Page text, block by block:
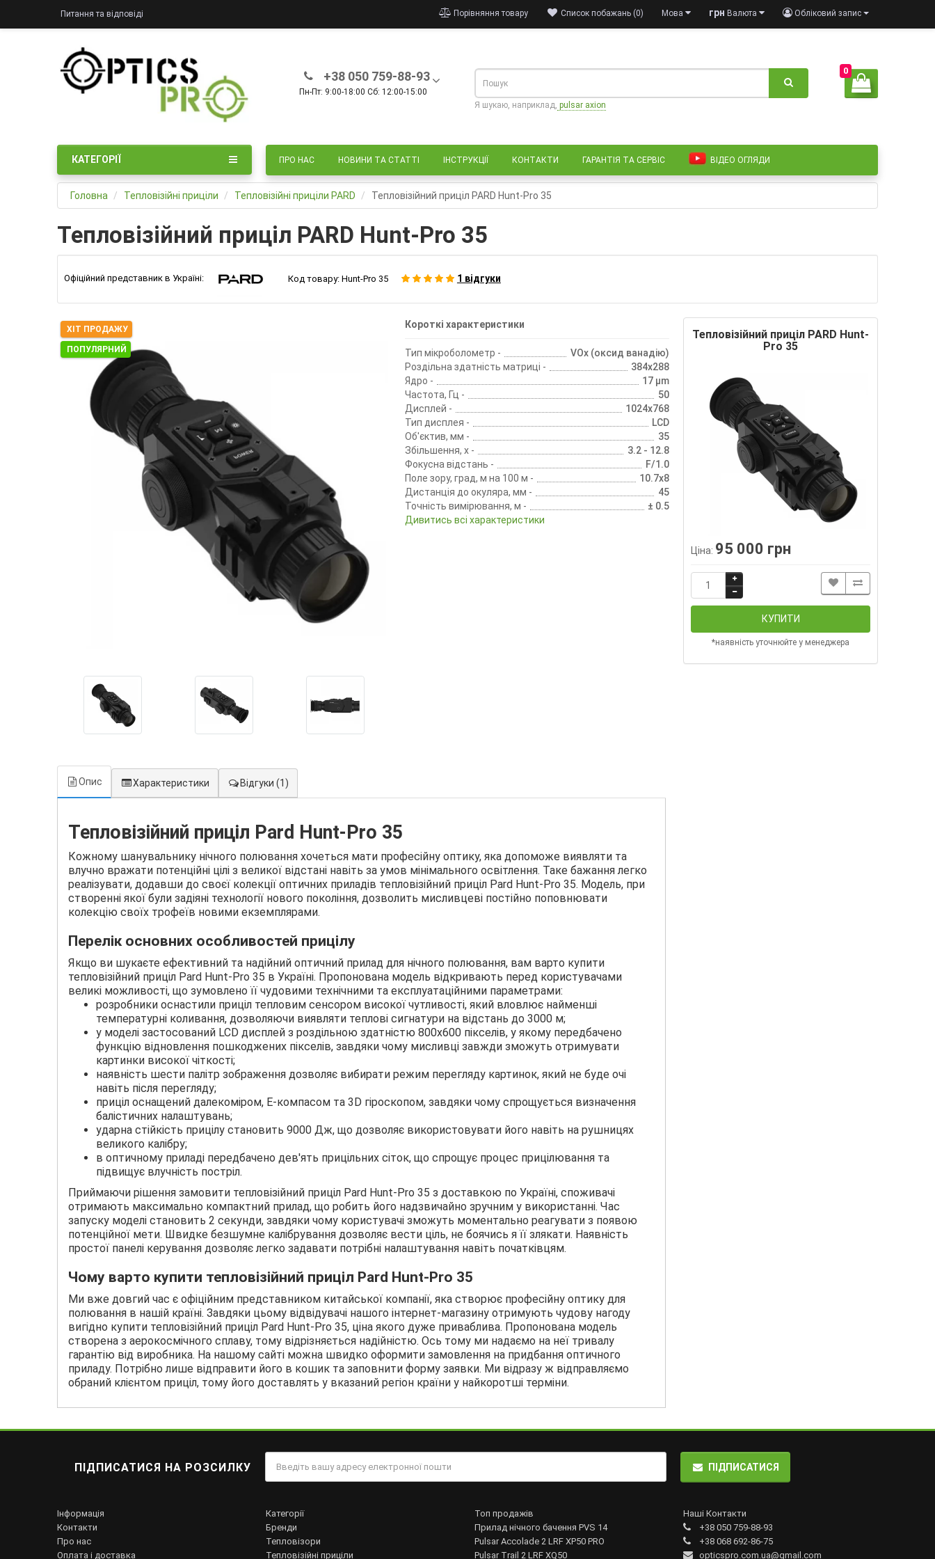
Питання та відповіді Обліковий запис
грн Валюта
Мова
Список побажань (0)
Порівняння товару
+38 050 759-88-93
Пн-Пт: 9:00-18:00 Сб: 12:00-15:00
0
Я шукаю, наприклад, pulsar axion
ПРО НАС НОВИНИ ТА СТАТТІ ІНСТРУКЦІЇ КОНТАКТИ ГАРАНТІЯ ТА СЕРВІС ВІДЕО ОГЛЯДИ
КАТЕГОРІЇ
Головна Тепловізійні приціли Тепловізійні приціли PARD Тепловізійний приціл PARD Hunt-Pro 35
Тепловізійний приціл PARD Hunt-Pro 35
Офіційний представник в Україні: Код товару: Hunt-Pro 35 1 відгуки
ХІТ ПРОДАЖУ
ПОПУЛЯРНИЙ
Короткі характеристики
Тип мікроболометр -
VOx (оксид ванадію)
Роздільна здатність матриці -
384x288
Ядро -
17 µm
Частота, Гц -
50
Дисплей -
1024x768
Тип дисплея -
LCD
Об'єктив, мм -
35
Збільшення, х -
3.2 - 12.8
Фокусна відстань -
F/1.0
Поле зору, град, м на 100 м -
10.7x8
Дистанція до окуляра, мм -
45
Точність вимірювання, м -
± 0.5
Дивитись всі характеристики
Тепловізійний приціл PARD Hunt-
Pro 35
Ціна: 95 000 грн
КУПИТИ
*наявність уточнюйте у менеджера
Опис Характеристики Відгуки (1)
Тепловізійний приціл Pard Hunt-Pro 35
Кожному шанувальнику нічного полювання хочеться мати професійну оптику, яка допоможе виявляти та
влучно вражати потенційні цілі з великої відстані навіть за умов мінімального освітлення. Таке бажання легко
реалізувати, додавши до своєї колекції оптичних приладів тепловізійний приціл Pard Hunt-Pro 35. Модель, при
створенні якої були задіяні технології нового покоління, дозволить мисливцеві постійно поповнювати
колекцію своїх трофеїв новими екземплярами.
Перелік основних особливостей прицілу
Якщо ви шукаєте ефективний та надійний оптичний прилад для нічного полювання, вам варто купити
тепловізійний приціл Pard Hunt-Pro 35 в Україні. Пропонована модель відкривають перед користувачами
великі можливості, що зумовлено її чудовими технічними та експлуатаційними параметрами:
розробники оснастили приціл тепловим сенсором високої чутливості, який вловлює найменші
температурні коливання, дозволяючи виявляти теплові сигнатури на відстань до 3000 м;
у моделі застосований LCD дисплей з роздільною здатністю 800х600 пікселів, у якому передбачено
функцію відновлення пошкоджених пікселів, завдяки чому мисливці завжди зможуть отримувати
картинки високої чіткості;
наявність шести палітр зображення дозволяє вибирати режим перегляду картинок, який не буде очі
навіть після перегляду;
приціл оснащений далекоміром, Е-компасом та 3D гіроскопом, завдяки чому спрощується визначення
балістичних налаштувань;
ударна стійкість прицілу становить 9000 Дж, що дозволяє використовувати його навіть на рушницях
великого калібру;
в оптичному приладі передбачено дев'ять прицільних сіток, що спрощує процес прицілювання та
підвищує влучність постріл.
Приймаючи рішення замовити тепловізійний приціл Pard Hunt-Pro 35 з доставкою по Україні, споживачі
отримають максимально компактний прилад, що робить його надзвичайно зручним у використанні. Час
запуску моделі становить 2 секунди, завдяки чому користувачі зможуть моментально реагувати з появою
потенційної мети. Швидке безшумне калібрування дозволяє вести ціль, не боячись я її злякати. Наявність
простої панелі керування дозволяє легко задавати потрібні налаштування навіть початківцям.
Чому варто купити тепловізійний приціл Pard Hunt-Pro 35
Ми вже довгий час є офіційним представником китайської компанії, яка створює професійну оптику для
полювання в нашій країні. Завдяки цьому відвідувачі нашого інтернет-магазину отримують чудову нагоду
вигідно купити тепловізійний приціл Pard Hunt-Pro 35, ціна якого дуже приваблива. Пропонована модель
створена з аерокосмічного сплаву, тому відрізняється надійністю. Ось тому ми надаємо на неї тривалу
гарантію від виробника. На нашому сайті можна швидко оформити замовлення на придбання оптичного
приладу. Потрібно лише відправити його в кошик та заповнити форму заявки. Ми відразу ж відправляємо
обраний клієнтом приціл, тому його доставлять у вказаний регіон країни у найкоротші терміни.
ПІДПИСАТИСЯ НА РОЗСИЛКУ ПІДПИСАТИСЯ
Інформація
Контакти
Про нас
Оплата і доставка
Категорії
Бренди
Тепловізори
Тепловізійні приціли
Топ продажів
Прилад нічного бачення PVS 14
Pulsar Accolade 2 LRF XP50 PRO
Pulsar Trail 2 LRF XQ50
Наші Контакти
+38 050 759-88-93
+38 068 692-86-75
opticspro.com.ua@gmail.com